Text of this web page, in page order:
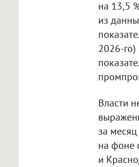
на 13,5
из
2026-
Власти
за
на фоне
и